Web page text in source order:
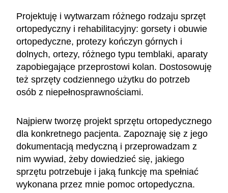
Projektuję i wytwarzam różnego rodzaju sprzęt
ortopedyczny i rehabilitacyjny: gorsety i obuwie
ortopedyczne, protezy kończyn górnych i
dolnych, ortezy, różnego typu temblaki, aparaty
zapobiegające przeprostowi kolan. Dostosowuję
też sprzęty codziennego użytku do potrzeb
osób z niepełnosprawnościami.
Najpierw tworzę projekt sprzętu ortopedycznego
dla konkretnego pacjenta. Zapoznaję się z jego
dokumentacją medyczną i przeprowadzam z
nim wywiad, żeby dowiedzieć się, jakiego
sprzętu potrzebuje i jaką funkcję ma spełniać
wykonana przez mnie pomoc ortopedyczna.